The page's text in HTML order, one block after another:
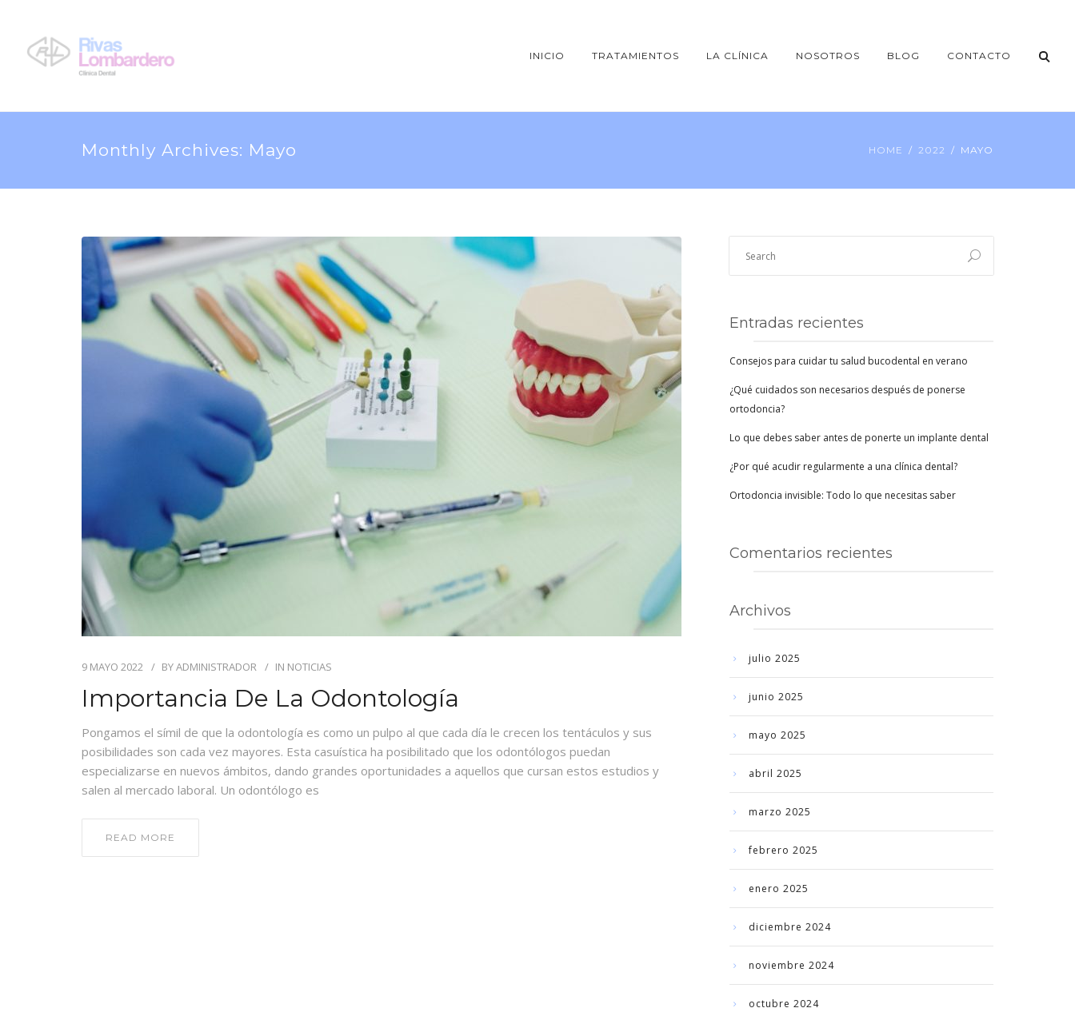
INICIO TRATAMIENTOS LA CLÍNICA NOSOTROS BLOG CONTACTO
Monthly Archives: Mayo HOME 2022 MAYO
9 MAYO 2022 BYADMINISTRADOR IN NOTICIAS
Importancia De La Odontología
Pongamos el símil de que la odontología es como un pulpo al que cada día le crecen los tentáculos y sus
posibilidades son cada vez mayores. Esta casuística ha posibilitado que los odontólogos puedan
especializarse en nuevos ámbitos, dando grandes oportunidades a aquellos que cursan estos estudios y
salen al mercado laboral. Un odontólogo es
READ MORE
Entradas recientes
Consejos para cuidar tu salud bucodental en verano
¿Qué cuidados son necesarios después de ponerse
ortodoncia?
Lo que debes saber antes de ponerte un implante dental
¿Por qué acudir regularmente a una clínica dental?
Ortodoncia invisible: Todo lo que necesitas saber
Comentarios recientes
Archivos
julio 2025
junio 2025
mayo 2025
abril 2025
marzo 2025
febrero 2025
enero 2025
diciembre 2024
noviembre 2024
octubre 2024